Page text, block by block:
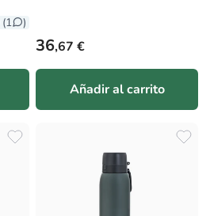
(1 )
Precio habitual
36,67 €
Añadir al carrito